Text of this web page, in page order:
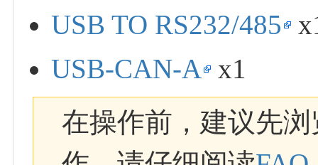
USB TO RS232/485
USB-CAN-A x1
在操作前，建议先